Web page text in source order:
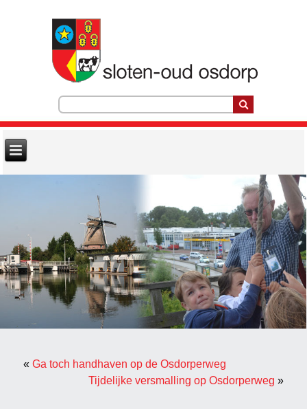
«Ga toch handhaven op de Osdorperweg
Tijdelijke versmalling op Osdorperweg »